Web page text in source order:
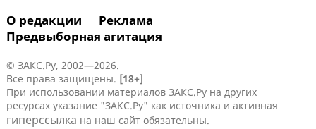
О редакции
Реклама
Предвыборная агитация
© ЗАКС.Ру, 2002—2026.
Все права защищены. [18+]
При использовании материалов ЗАКС.Ру на других
ресурсах указание "ЗАКС.Ру" как источника и активная
гиперссылка на наш сайт обязательны.